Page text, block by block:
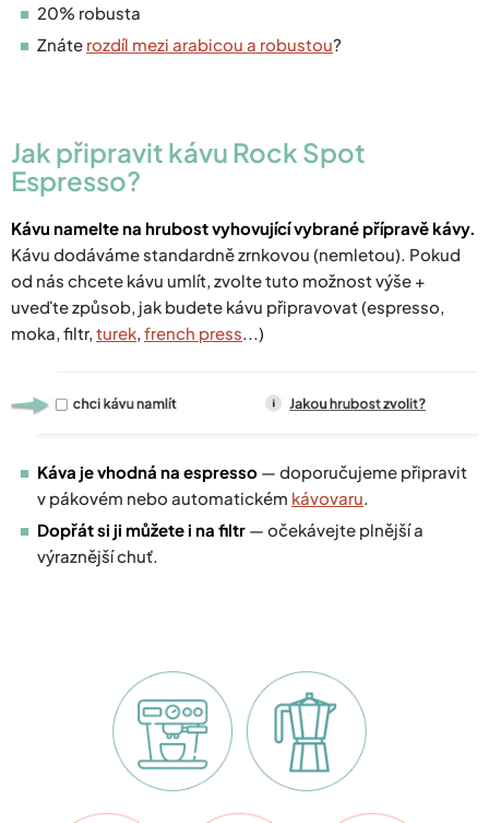
20% robusta
Znáte rozdíl mezi arabicou a robustou?
Jak připravit kávu Rock Spot
Espresso?
Kávu namelte na hrubost vyhovující vybrané přípravě kávy.
Kávu dodáváme standardně zrnkovou (nemletou). Pokud
od nás chcete kávu umlít, zvolte tuto možnost výše +
uveďte způsob, jak budete kávu připravovat (espresso,
moka, filtr, turek, french press...)
Káva je vhodná na espresso — doporučujeme připravit
v pákovém nebo automatickém kávovaru
Dopřát si ji můžete i na filtr — očekávejte plnější a
výraznější chuť.